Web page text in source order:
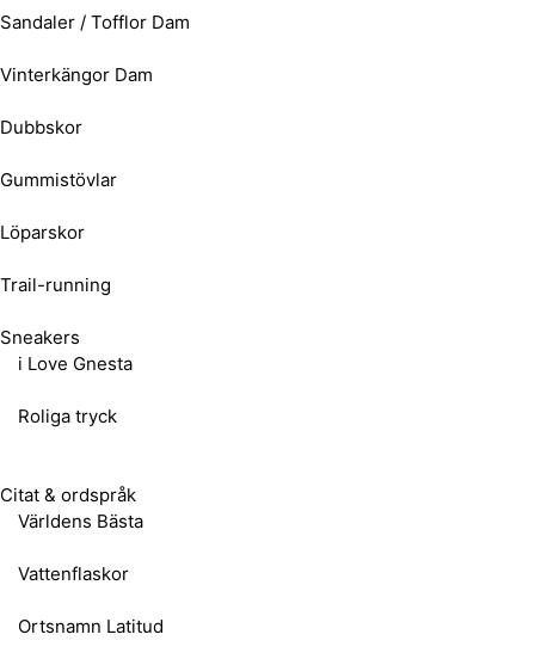
Sandaler / Tofflor Dam
Vinterkängor Dam
Dubbskor
Gummistövlar
Löparskor
Trail-running
Sneakers
i Love Gnesta
Roliga tryck
Citat & ordspråk
Världens Bästa
Vattenflaskor
Ortsnamn Latitud